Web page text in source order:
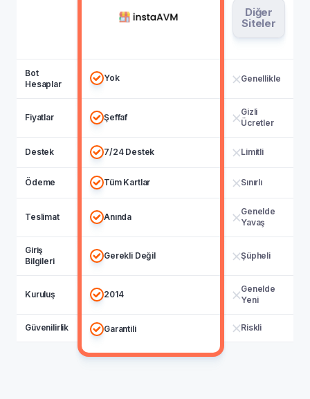
Diğer
Siteler
Bot
Hesaplar
Yok Genellikle
Fiyatlar Şeffaf
Gizli
Ücretler
Destek 7/24 Destek Limitli
Ödeme Tüm Kartlar Sınırlı
Teslimat Anında
Genelde
Yavaş
Giriş
Bilgileri
Gerekli Değil Şüpheli
Kuruluş 2014
Genelde
Yeni
Güvenilirlik Garantili Riskli